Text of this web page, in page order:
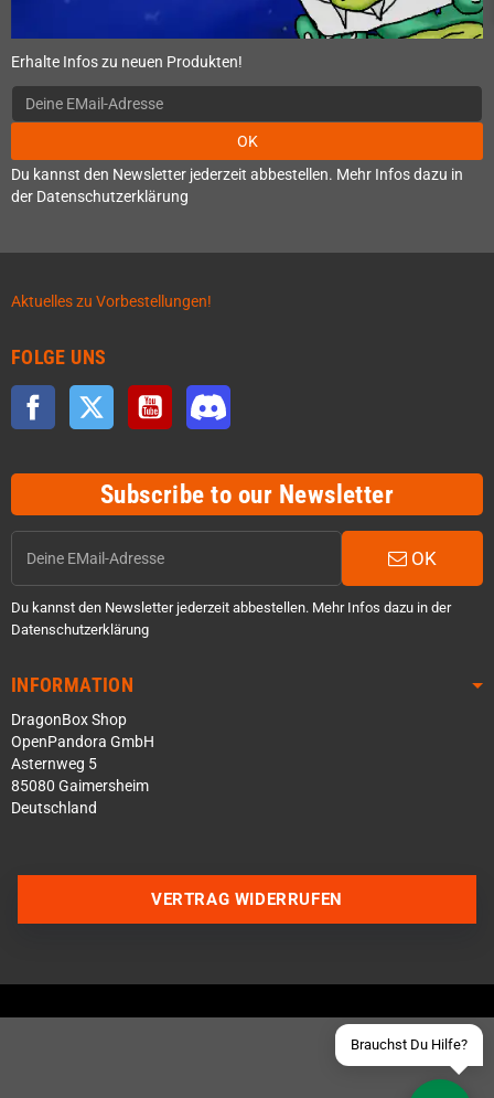
Erhalte Infos zu neuen Produkten!
OK
Du kannst den Newsletter jederzeit abbestellen. Mehr Infos dazu in
der Datenschutzerklärung
Aktuelles zu Vorbestellungen!
FOLGE UNS
Facebook Twitter YouTube
Subscribe to our Newsletter
OK
Du kannst den Newsletter jederzeit abbestellen. Mehr Infos dazu in der
Datenschutzerklärung
INFORMATION
DragonBox Shop
OpenPandora GmbH
Asternweg 5
85080 Gaimersheim
Deutschland
Brauchst Du Hilfe?
Schick uns eine eMail
VERTRAG WIDERRUFEN